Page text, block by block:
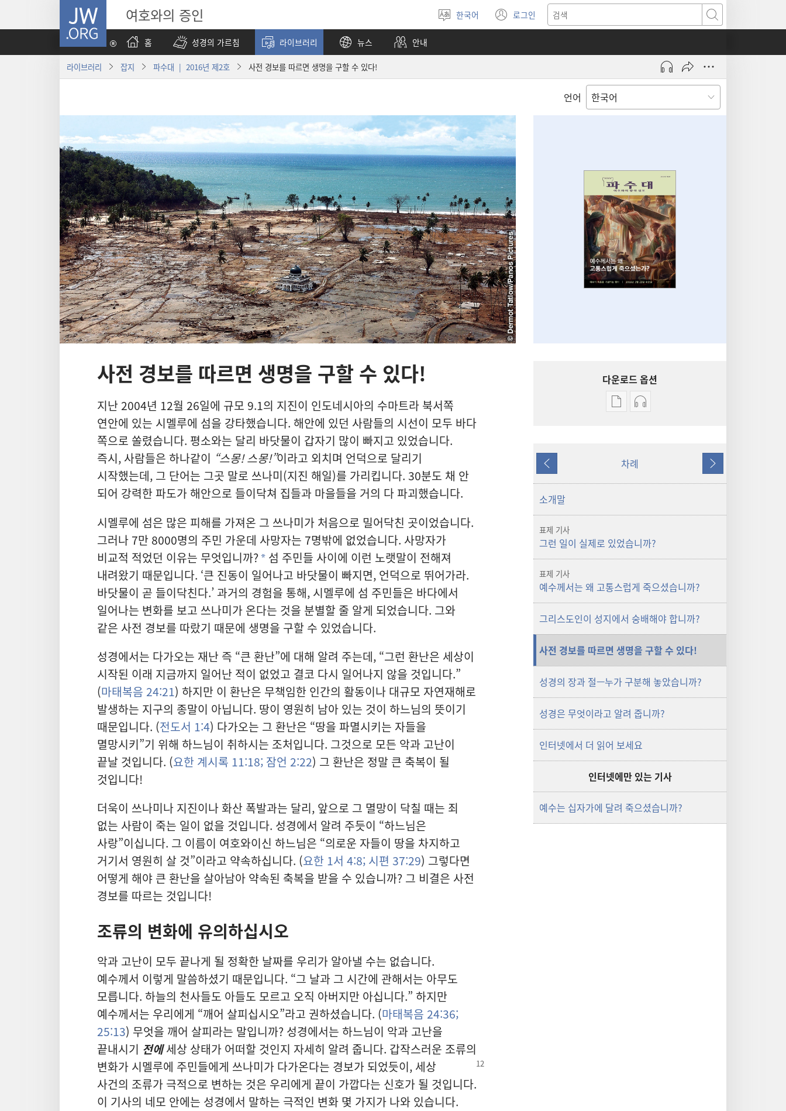
JW.ORG 여호와의 증인
언어
선택
한국어 로그인
(새로운
창
검색
홈
성경의 가르침 라이브러리 뉴스 안내
라이브러리 잡지 파수대 | 2016년 제2호 사전 경보를 따르면 생명을 구할 수 있다!
언어
사전 경보를 따르면 생명을 구할 수 있다!
지난 2004년 12월 26일에 규모 9.1의 지진이 인도네시아의 수마트라 북서쪽
연안에 있는 시멜루에 섬을 강타했습니다. 해안에 있던 사람들의 시선이 모두 바다
쪽으로 쏠렸습니다. 평소와는 달리 바닷물이 갑자기 많이 빠지고 있었습니다.
즉시, 사람들은 하나같이 “스몽! 스몽!”이라고 외치며 언덕으로 달리기
시작했는데, 그 단어는 그곳 말로 쓰나미(지진 해일)를 가리킵니다. 30분도 채 안
되어 강력한 파도가 해안으로 들이닥쳐 집들과 마을들을 거의 다 파괴했습니다.
시멜루에 섬은 많은 피해를 가져온 그 쓰나미가 처음으로 밀어닥친 곳이었습니다.
그러나 7만 8000명의 주민 가운데 사망자는 7명밖에 없었습니다. 사망자가
비교적 적었던 이유는 무엇입니까? a 섬 주민들 사이에 이런 노랫말이 전해져
내려왔기 때문입니다. ‘큰 진동이 일어나고 바닷물이 빠지면, 언덕으로 뛰어가라.
바닷물이 곧 들이닥친다.’ 과거의 경험을 통해, 시멜루에 섬 주민들은 바다에서
일어나는 변화를 보고 쓰나미가 온다는 것을 분별할 줄 알게 되었습니다. 그와
같은 사전 경보를 따랐기 때문에 생명을 구할 수 있었습니다.
성경에서는 다가오는 재난 즉 “큰 환난”에 대해 알려 주는데, “그런 환난은 세상이
시작된 이래 지금까지 일어난 적이 없었고 결코 다시 일어나지 않을 것입니다.”
(마태복음 24:21) 하지만 이 환난은 무책임한 인간의 활동이나 대규모 자연재해로
발생하는 지구의 종말이 아닙니다. 땅이 영원히 남아 있는 것이 하느님의 뜻이기
때문입니다. (전도서 1:4) 다가오는 그 환난은 “땅을 파멸시키는 자들을
멸망시키”기 위해 하느님이 취하시는 조처입니다. 그것으로 모든 악과 고난이
끝날 것입니다. (요한 계시록 11:18; 잠언 2:22) 그 환난은 정말 큰 축복이 될
것입니다!
더욱이 쓰나미나 지진이나 화산 폭발과는 달리, 앞으로 그 멸망이 닥칠 때는 죄
없는 사람이 죽는 일이 없을 것입니다. 성경에서 알려 주듯이 “하느님은
사랑”이십니다. 그 이름이 여호와이신 하느님은 “의로운 자들이 땅을 차지하고
거기서 영원히 살 것”이라고 약속하십니다. (요한 1서 4:8; 시편 37:29) 그렇다면
어떻게 해야 큰 환난을 살아남아 약속된 축복을 받을 수 있습니까? 그 비결은 사전
경보를 따르는 것입니다!
조류의 변화에 유의하십시오
악과 고난이 모두 끝나게 될 정확한 날짜를 우리가 알아낼 수는 없습니다.
예수께서 이렇게 말씀하셨기 때문입니다. “그 날과 그 시간에 관해서는 아무도
모릅니다. 하늘의 천사들도 아들도 모르고 오직 아버지만 아십니다.” 하지만
예수께서는 우리에게 “깨어 살피십시오”라고 권하셨습니다. (마태복음 24:36;
25:13) 무엇을 깨어 살피라는 말입니까? 성경에서는 하느님이 악과 고난을
끝내시기 전에세상 상태가 어떠할 것인지 자세히 알려 줍니다. 갑작스러운 조류의
변화가 시멜루에 주민들에게 쓰나미가 다가온다는 경보가 되었듯이, 세상
사건의 조류가 극적으로 변하는 것은 우리에게 끝이 가깝다는 신호가 될 것입니다.
이 기사의 네모 안에는 성경에서 말하는 극적인 변화 몇 가지가 나와 있습니다.
다운로드 옵션
출판물
예수께서는
왜
오디오
왜
이전 차례 다음
소개말
표제 기사
그런 일이 실제로 있었습니까?
표제 기사
예수께서는 왜 고통스럽게 죽으셨습니까?
그리스도인이 성지에서 숭배해야 합니까?
사전 경보를 따르면 생명을 구할 수 있다!
성경의 장과 절—누가 구분해 놓았습니까?
성경은 무엇이라고 알려 줍니까?
인터넷에서 더 읽어 보세요
인터넷에만 있는 기사
예수는 십자가에 달려 죽으셨습니까?